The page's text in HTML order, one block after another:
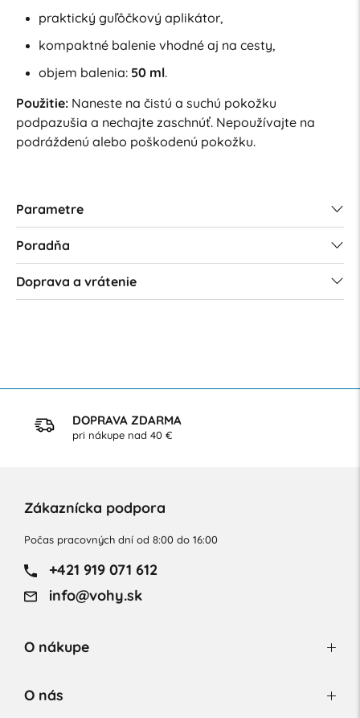
praktický guľôčkový aplikátor,
kompaktné balenie vhodné aj na cesty,
objem balenia: 50 ml.
Použitie:Naneste na čistú a suchú pokožku
podpazušia a nechajte zaschnúť. Nepoužívajte na
podráždenú alebo poškodenú pokožku.
Parametre
Poradňa
Doprava a vrátenie
DOPRAVA ZDARMA
pri nákupe nad 40 €
Zákaznícka podpora
Počas pracovných dní od 8:00 do 16:00
+421 919 071 612
info@vohy.sk
O nákupe
O nás